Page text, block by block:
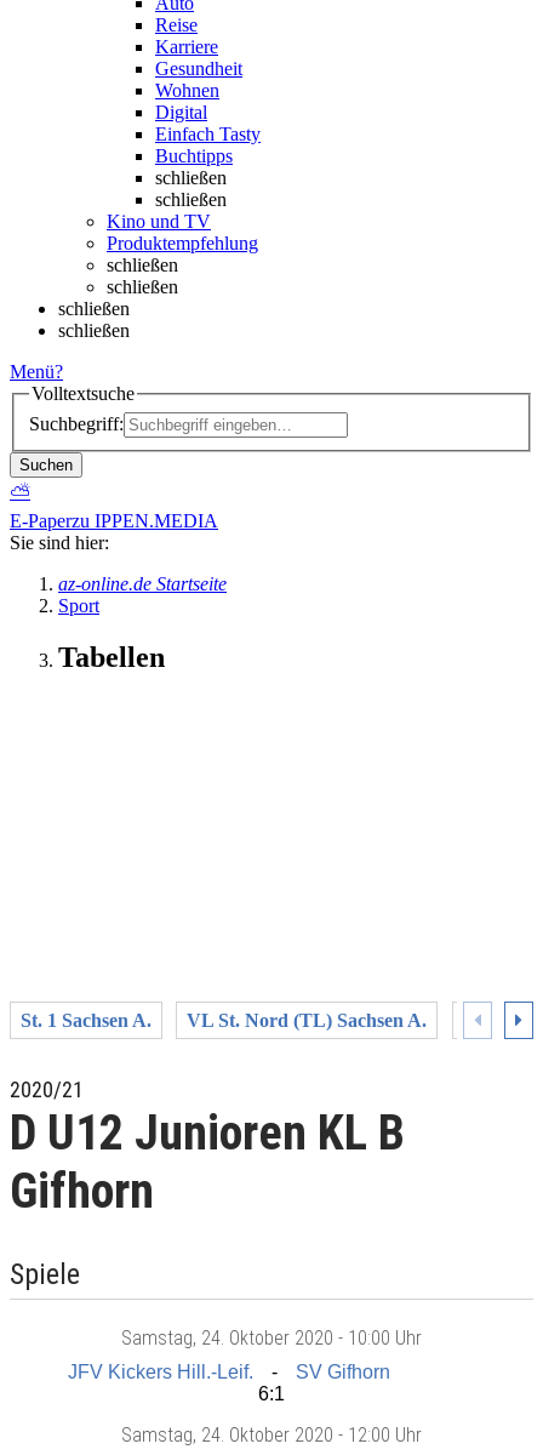
Reise
Karriere
Gesundheit
Wohnen
Digital
Einfach Tasty
Buchtipps
schließen
schließen
Kino und TV
Produktempfehlung
schließen
schließen
schließen
schließen
Menü?
Volltextsuche
Suchbegriff:
Suchen
⛅
E-Paperzu IPPEN.MEDIA
Sie sind hier:
az-online.de Startseite
Sport
Tabellen
St. 1 Sachsen A. VL St. Nord (TL) Sachsen A. St. 1
2020/21
D U12 Junioren KL B
Gifhorn
Spiele
Samstag, 24. Oktober 2020 - 10:00 Uhr
JFV Kickers Hill.-Leif.
SV Gifhorn
6:1
Samstag, 24. Oktober 2020 - 12:00 Uhr